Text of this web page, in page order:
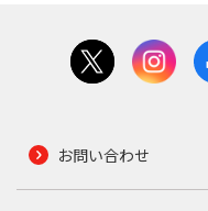
お問い合わせ